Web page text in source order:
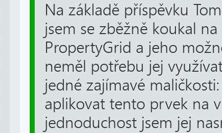
Na základě příspěvku
jsem se zběžně koukal
PropertyGrid a jeho
neměl potřebu jej
jedné zajímavé
aplikovat tento prvek na
jednoduchost jsem jej